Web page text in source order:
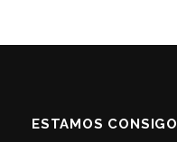
ESTAMOS CONSIGO